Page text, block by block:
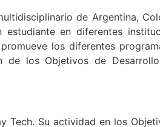
de Argentina,
en diferentes
los diferentes
de los Objetivos de
Tech. Su actividad en los